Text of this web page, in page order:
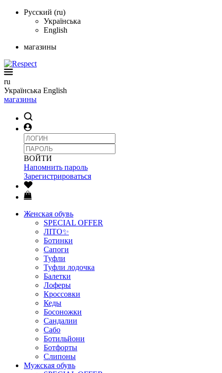
Русский (ru)
Українська
English
магазины
ru
Українська English
магазины
ВОЙТИ
Напомнить пароль
Зарегистрироваться
Женская обувь
SPECIAL OFFER
ЛІТО✨
Ботинки
Сапоги
Туфли
Туфли лодочка
Балетки
Лоферы
Кроссовки
Кеды
Босоножки
Сандалии
Сабо
Ботильйони
Ботфорты
Слипоны
Мужская обувь